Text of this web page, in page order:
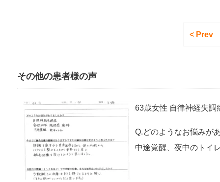
< Prev
その他の患者様の声
63歳女性 自律神経失調
Q.どのようなお悩みが
中途覚醒、夜中のトイ